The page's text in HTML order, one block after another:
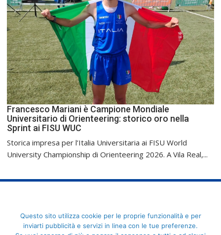
Francesco Mariani è Campione Mondiale
Universitario di Orienteering: storico oro nella
Sprint ai FISU WUC
Storica impresa per l’Italia Universitaria ai FISU World
University Championship di Orienteering 2026. A Vila Real,...
FederCUSI: Federazione Italiana dello Sport Universitario - Via
Angelo Brofferio, 7 - 00195 Roma - C.F. 80109270589
Questo sito utilizza cookie per le proprie funzionalità e per
inviarti pubblicità e servizi in linea con le tue preferenze.